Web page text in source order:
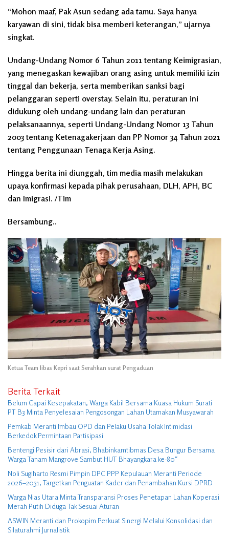
“Mohon maaf, Pak Asun sedang ada tamu. Saya hanya
karyawan di sini, tidak bisa memberi keterangan,” ujarnya
singkat.
Undang-Undang Nomor 6 Tahun 2011 tentang Keimigrasian,
yang menegaskan kewajiban orang asing untuk memiliki izin
tinggal dan bekerja, serta memberikan sanksi bagi
pelanggaran seperti overstay. Selain itu, peraturan ini
didukung oleh undang-undang lain dan peraturan
pelaksanaannya, seperti Undang-Undang Nomor 13 Tahun
2003 tentang Ketenagakerjaan dan PP Nomor 34 Tahun 2021
tentang Penggunaan Tenaga Kerja Asing.
Hingga berita ini diunggah, tim media masih melakukan
upaya konfirmasi kepada pihak perusahaan, DLH, APH, BC
dan Imigrasi. /Tim
Bersambung..
Ketua Team libas Kepri saat Serahkan surat Pengaduan
Berita Terkait
Belum Capai Kesepakatan, Warga Kabil Bersama Kuasa Hukum Surati
PT B3 Minta Penyelesaian Pengosongan Lahan Utamakan Musyawarah
Pemkab Meranti Imbau OPD dan Pelaku Usaha Tolak Intimidasi
Berkedok Permintaan Partisipasi
Bentengi Pesisir dari Abrasi, Bhabinkamtibmas Desa Bungur Bersama
Warga Tanam Mangrove Sambut HUT Bhayangkara ke-80″
Noli Sugiharto Resmi Pimpin DPC PPP Kepulauan Meranti Periode
2026–2031, Targetkan Penguatan Kader dan Penambahan Kursi DPRD
Warga Nias Utara Minta Transparansi Proses Penetapan Lahan Koperasi
Merah Putih Diduga Tak Sesuai Aturan
ASWIN Meranti dan Prokopim Perkuat Sinergi Melalui Konsolidasi dan
Silaturahmi Jurnalistik